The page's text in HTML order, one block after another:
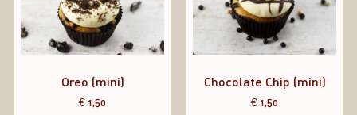
Oreo (mini)
€1,50
Chocolate Chip (mini)
€1,50